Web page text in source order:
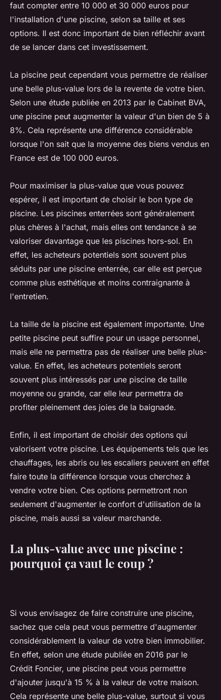
faut compter entre 10 000 et 30 000 euros pour
l'installation d'une piscine, selon sa taille et ses
options. Il est donc important de bien réfléchir avant
de se lancer dans cet investissement.
La piscine peut cependant vous permettre de réaliser
une belle plus-value lors de la revente de votre bien.
Selon une étude publiée en 2013 par le Cabinet BVA,
une piscine peut augmenter la valeur d'un bien de 5 à
8%. Cela représente une différence considérable
lorsque l'on sait que la moyenne des biens vendus en
France est de 100 000 euros.
Pour maximiser la plus-value que vous pouvez
espérer, il est important de choisir le bon type de
piscine. Les piscines enterrées sont généralement
plus chères à l'achat, mais elles ont tendance à se
valoriser davantage que les piscines hors-sol. En
effet, les acheteurs potentiels sont souvent plus
séduits par une piscine enterrée, car elle est perçue
comme plus esthétique et moins contraignante à
l'entretien.
La taille de la piscine est également importante. Une
petite piscine peut suffire pour un usage personnel,
mais elle ne permettra pas de réaliser une belle plus-
value. En effet, les acheteurs potentiels seront
souvent plus intéressés par une piscine de taille
moyenne ou grande, car elle leur permettra de
profiter pleinement des joies de la baignade.
Enfin, il est important de choisir des options qui
valorisent votre piscine. Les équipements tels que les
chauffages, les abris ou les escaliers peuvent en effet
faire toute la différence lorsque vous cherchez à
vendre votre bien. Ces options permettront non
seulement d'augmenter le confort d'utilisation de la
piscine, mais aussi sa valeur marchande.
La plus-value avec une piscine :
pourquoi ça vaut le coup ?
Si vous envisagez de faire construire une piscine,
sachez que cela peut vous permettre d'augmenter
considérablement la valeur de votre bien immobilier.
En effet, selon une étude publiée en 2016 par le
Crédit Foncier, une piscine peut vous permettre
d'ajouter jusqu'à 15 % à la valeur de votre maison.
Cela représente une belle plus-value, surtout si vous